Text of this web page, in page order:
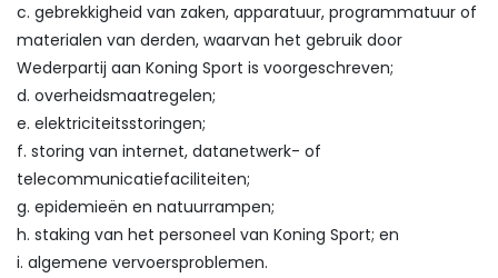
c. gebrekkigheid van zaken, apparatuur, programmatuur of
materialen van derden, waarvan het gebruik door
Wederpartij aan Koning Sport is voorgeschreven;
d. overheidsmaatregelen;
e. elektriciteitsstoringen;
f. storing van internet, datanetwerk- of
telecommunicatiefaciliteiten;
g. epidemieën en natuurrampen;
h. staking van het personeel van Koning Sport; en
i. algemene vervoersproblemen.